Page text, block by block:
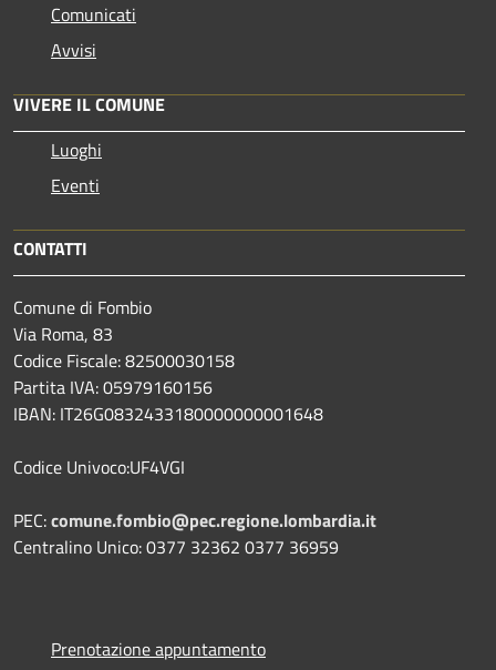
Comunicati
Avvisi
VIVERE IL COMUNE
Luoghi
Eventi
CONTATTI
Comune di Fombio
Via Roma, 83
Codice Fiscale: 82500030158
Partita IVA: 05979160156
IBAN: IT26G0832433180000000001648
Codice Univoco:UF4VGI
PEC:comune.fombio@pec.regione.lombardia.it
Centralino Unico: 0377 32362 0377 36959
Prenotazione appuntamento